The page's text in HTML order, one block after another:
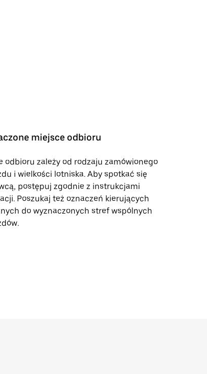
miejsce odbioru
odbioru zależy od rodzaju zamówionego
i wielkości lotniska. Aby spotkać się
postępuj zgodnie z instrukcjami
Poszukaj też oznaczeń kierujących
do wyznaczonych stref wspólnych